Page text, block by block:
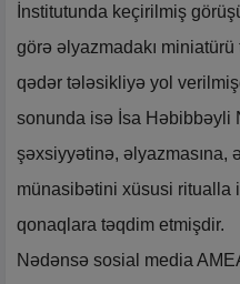
İnstitutunda keçirilmiş
görə əlyazmadakı
qədər tələsikliyə yol
sonunda isə İsa Həbibbəyli
şəxsiyyətinə, əlyazmasına,
münasibətini xüsusi ritualla
qonaqlara təqdim etmişdir.
Nədənsə sosial media